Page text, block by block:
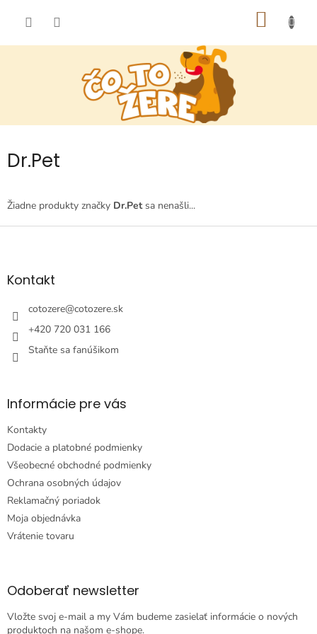
Dr.Pet
Žiadne produkty značky Dr.Petsa nenašli...
Z
äKontakt
cotozere@cotozere.sk
+420 720 031 166
Staňte sa fanúšikom
Informácie pre vás
Kontakty
Dodacie a platobné podmienky
Všeobecné obchodné podmienky
Ochrana osobných údajov
Reklamačný poriadok
Moja objednávka
Vrátenie tovaru
Odoberať newsletter
Vložte svoj e-mail a my Vám budeme zasielať informácie o nových
produktoch na našom e-shope.